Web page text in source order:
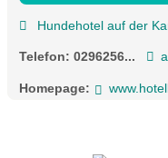
Auch für gemütliche
Buch ist gesorgt. Wir
Kinder sowie einen
Hundehotel auf der
Telefon: 0296256...
Homepage: